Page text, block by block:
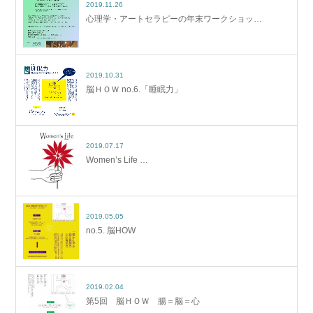
2019.11.26
心理学・アートセラピーの年末ワークショッ…
2019.10.31
脳ＨＯＷ no.6.「睡眠力」
2019.07.17
Women’s Life …
2019.05.05
no.5. 脳HOW
2019.02.04
第5回 脳ＨＯＷ 腸＝脳＝心